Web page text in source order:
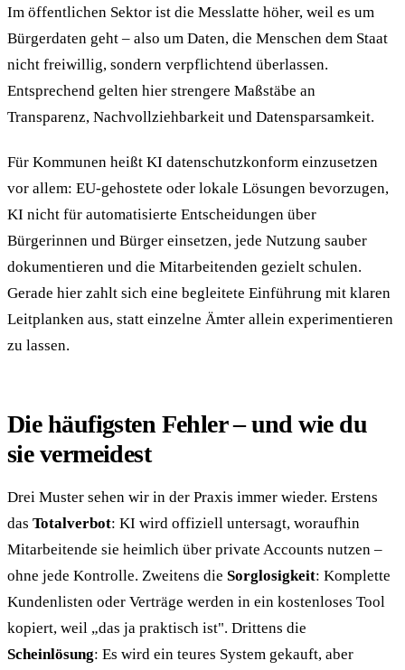
Im öffentlichen Sektor ist die Messlatte höher, weil es um
Bürgerdaten geht – also um Daten, die Menschen dem Staat
nicht freiwillig, sondern verpflichtend überlassen.
Entsprechend gelten hier strengere Maßstäbe an
Transparenz, Nachvollziehbarkeit und Datensparsamkeit.
Für Kommunen heißt KI datenschutzkonform einzusetzen
vor allem: EU-gehostete oder lokale Lösungen bevorzugen,
KI nicht für automatisierte Entscheidungen über
Bürgerinnen und Bürger einsetzen, jede Nutzung sauber
dokumentieren und die Mitarbeitenden gezielt schulen.
Gerade hier zahlt sich eine begleitete Einführung mit klaren
Leitplanken aus, statt einzelne Ämter allein experimentieren
zu lassen.
Die häufigsten Fehler – und wie du
sie vermeidest
Drei Muster sehen wir in der Praxis immer wieder. Erstens
das Totalverbot: KI wird offiziell untersagt, woraufhin
Mitarbeitende sie heimlich über private Accounts nutzen –
ohne jede Kontrolle. Zweitens die Sorglosigkeit: Komplette
Kundenlisten oder Verträge werden in ein kostenloses Tool
kopiert, weil „das ja praktisch ist". Drittens die
Scheinlösung: Es wird ein teures System gekauft, aber